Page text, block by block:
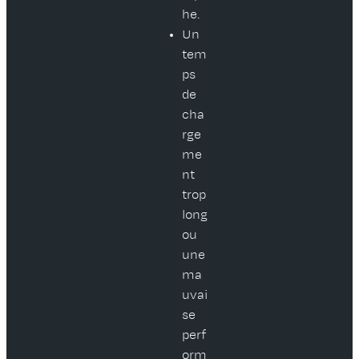
he.
Un
tem
ps
de
cha
rge
me
nt
trop
long
ou
une
ma
uvai
se
perf
orm